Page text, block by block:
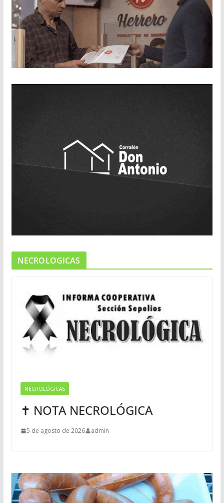
NECROLOGICAS
NECROLÓGICAS
✝ NOTA NECROLÓGICA
5 de agosto de 2026 admin